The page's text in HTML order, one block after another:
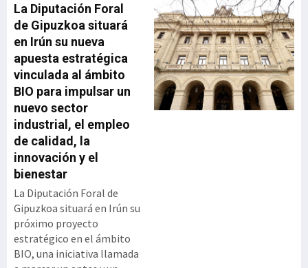
transformación digital
industrial diseñado para
acercar tecnología real a
las pymes con menor
capacidad de inversión y
acompañarlas en un
proceso de digitalización
progresivo, accesible y
sostenible. La iniciativa se
articula sobre soluciones
propias del Grupo
Ibernova y contempla
áreas clave como ERP,
MES/MOM, SGA, GMAO,
calidad y trazabilidad,
digitalización documental
y automatización de
procesos. Apoyo a la pyme
La Diputación Foral
de Gipuzkoa situará
en Irún su nueva
apuesta estratégica
vinculada al ámbito
BIO para impulsar un
nuevo sector
industrial, el empleo
de calidad, la
innovación y el
bienestar
La Diputación Foral de
Gipuzkoa situará en Irún su
próximo proyecto
estratégico en el ámbito
BIO, una iniciativa llamada